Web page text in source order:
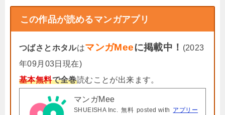
この作品が読めるマンガアプリ
つばさとホタルはマンガMeeに掲載中！ (2023
年09月03日現在)
基本無料で全巻読むことが出来ます。
マンガMee
SHUEISHA Inc. 無料 posted with アプリー